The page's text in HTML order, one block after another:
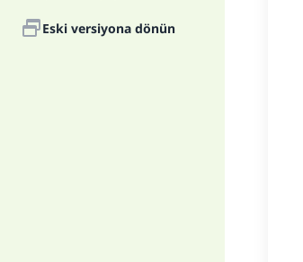
Eski versiyona dönün